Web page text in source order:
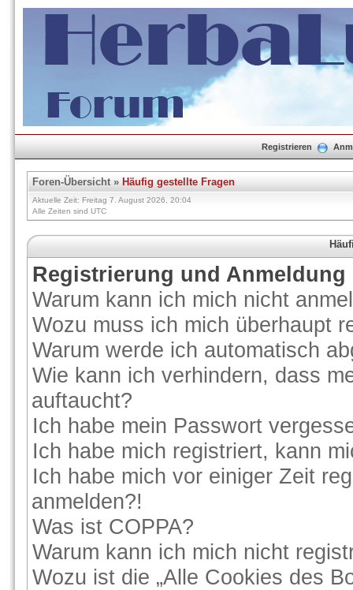
Registrieren
Foren-Übersicht» Häufig gestellte Fragen
Aktuelle Zeit: Freitag 7. August 2026, 20:04
Alle Zeiten sind UTC
Registrierung und Anmeldung
Warum kann ich mich nicht
Wozu muss ich mich überhaupt
Warum werde ich automatisch
Wie kann ich verhindern, dass
auftaucht?
Ich habe mein Passwort
Ich habe mich registriert, kann
Ich habe mich vor einiger Zeit
anmelden?!
Was ist COPPA?
Warum kann ich mich nicht
Wozu ist die „Alle Cookies des